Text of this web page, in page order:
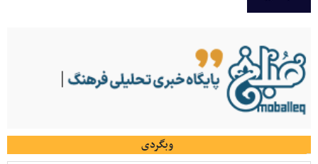
وبگردی